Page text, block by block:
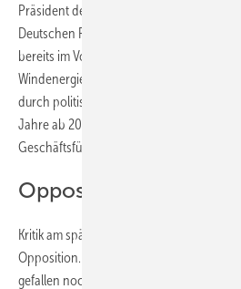
Präsident des Bundesverbands
Deutschen Presse-Agentur. Auch der
bereits im Vorfeld den Wunsch an die
Windenergie-Gipfel zu organisieren.
durch politisches Umsteuern die
Jahre ab 2020 wieder eine Perspektive zu
Geschäftsführer Matthias Zelinger gesagt.
Opposition übt Kritik
Kritik am späten Einsehen der
Opposition. Die Krise der Windbranche
gefallen noch Gott gegeben, so Grünen-